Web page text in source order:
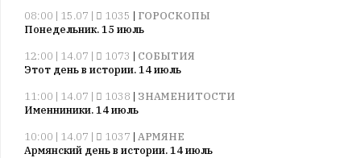
08:00 | 15.07 |
1035 | ГОРОСКОПЫ
Понедельник. 15 июль
12:00 | 14.07 |
1073 | СОБЫТИЯ
Этот день в истории. 14 июль
11:00 | 14.07 |
1038 | ЗНАМЕНИТОСТИ
Именниники. 14 июль
10:00 | 14.07 |
1037 | АРМЯНЕ
Армянский день в истории. 14 июль